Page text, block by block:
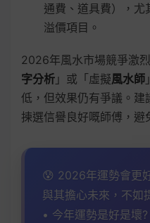
通費、道具費），尤
溢價項目。
2026年風水市場競爭激
字分析 」或「虛擬風水師
低，但效果仍有爭議。建
揀選信譽良好嘅師傅，避
😰 2026年運勢會更
與其擔心未來，不如
• 今年運勢是好是壞?